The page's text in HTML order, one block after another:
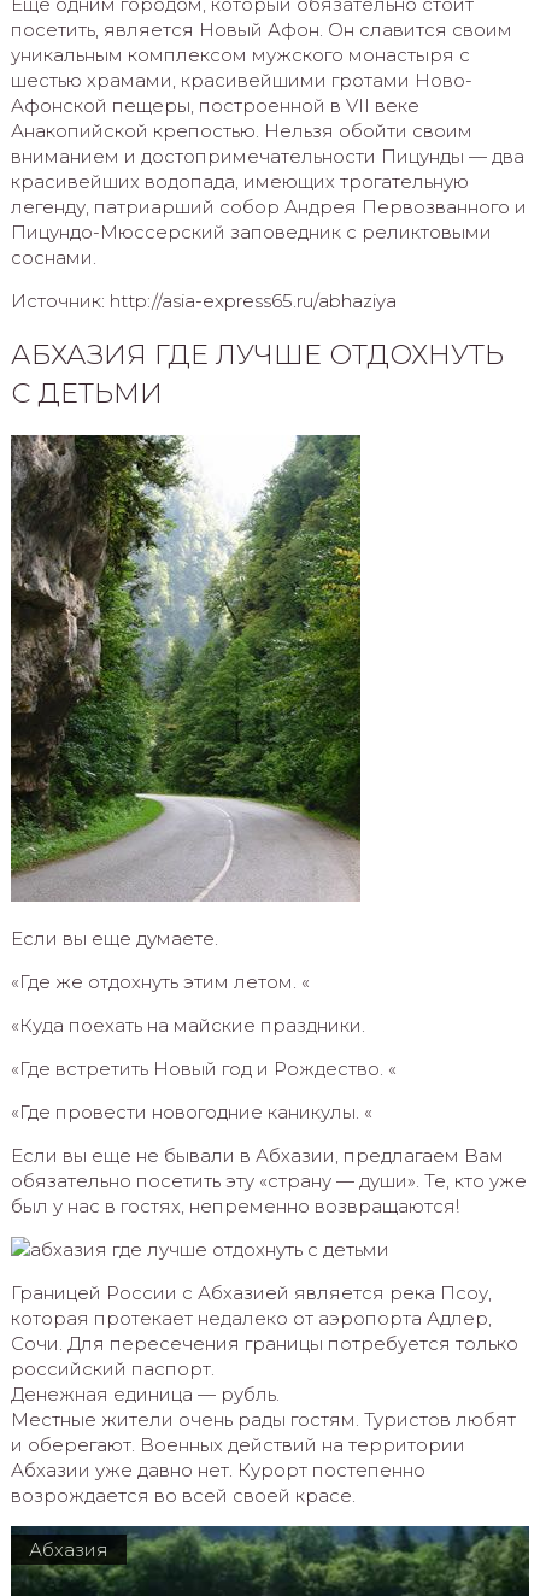
посетить, является Новый Афон. Он славится своим
уникальным комплексом мужского монастыря с
шестью храмами, красивейшими гротами Ново-
Афонской пещеры, построенной в VII веке
Анакопийской крепостью. Нельзя обойти своим
вниманием и достопримечательности Пицунды — два
красивейших водопада, имеющих трогательную
легенду, патриарший собор Андрея Первозванного и
Пицундо-Мюссерский заповедник с реликтовыми
соснами.
Источник: http://asia-express65.ru/abhaziya
АБХАЗИЯ ГДЕ ЛУЧШЕ ОТДОХНУТЬ
С ДЕТЬМИ
Если вы еще думаете.
«Где же отдохнуть этим летом. «
«Куда поехать на майские праздники.
«Где встретить Новый год и Рождество. «
«Где провести новогодние каникулы. «
Если вы еще не бывали в Абхазии, предлагаем Вам
обязательно посетить эту «страну — души». Те, кто уже
был у нас в гостях, непременно возвращаются!
Границей России с Абхазией является река Псоу,
которая протекает недалеко от аэропорта Адлер,
Сочи. Для пересечения границы потребуется только
российский паспорт.
Денежная единица — рубль.
Местные жители очень рады гостям. Туристов любят
и оберегают. Военных действий на территории
Абхазии уже давно нет. Курорт постепенно
возрождается во всей своей красе.
Абхазия